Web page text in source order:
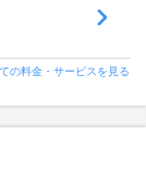
の料金・サービスを見る